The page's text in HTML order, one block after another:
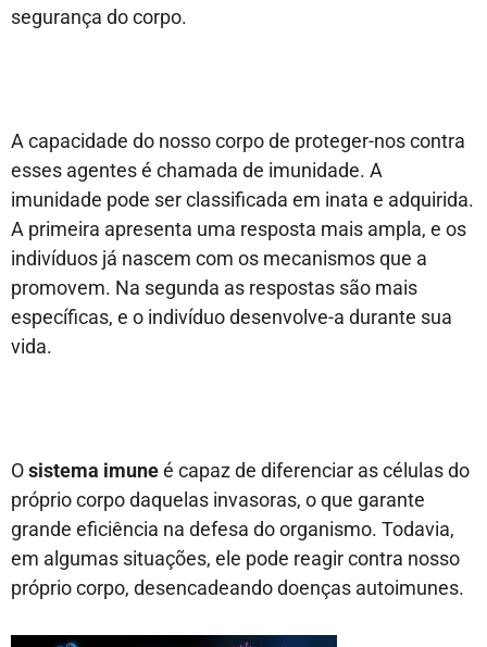
segurança do corpo.
A capacidade do nosso corpo de proteger-nos contra
esses agentes é chamada de imunidade. A
imunidade pode ser classificada em inata e adquirida.
A primeira apresenta uma resposta mais ampla, e os
indivíduos já nascem com os mecanismos que a
promovem. Na segunda as respostas são mais
específicas, e o indivíduo desenvolve-a durante sua
vida.
Osistema imuneé capaz de diferenciar as células do
próprio corpo daquelas invasoras, o que garante
grande eficiência na defesa do organismo. Todavia,
em algumas situações, ele pode reagir contra nosso
próprio corpo, desencadeando doenças autoimunes.